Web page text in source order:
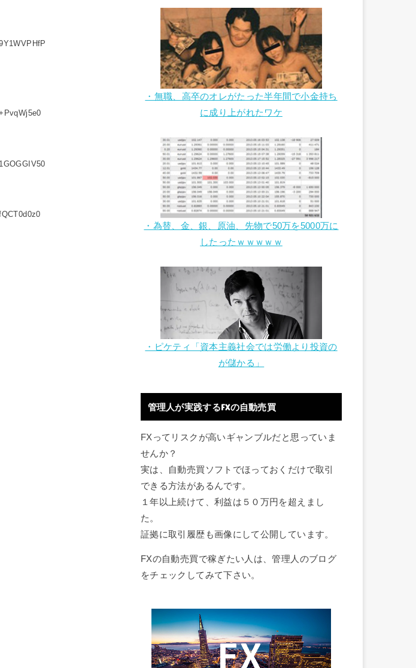
・無職、高卒のオレがたった半年間で小金持ち
に成り上がれたワケ
・為替、金、銀、原油、先物で50万を5000万に
したったｗｗｗｗｗ
・ピケティ「資本主義社会では労働より投資の
が儲かる」
管理人が実践するFXの自動売買
FXってリスクが高いギャンブルだと思っていま
せんか？
実は、自動売買ソフトでほっておくだけで取引
できる方法があるんです。
１年以上続けて、利益は５０万円を超えまし
た。
証拠に取引履歴も画像にして公開しています。
FXの自動売買で稼ぎたい人は、管理人のブログ
をチェックしてみて下さい。